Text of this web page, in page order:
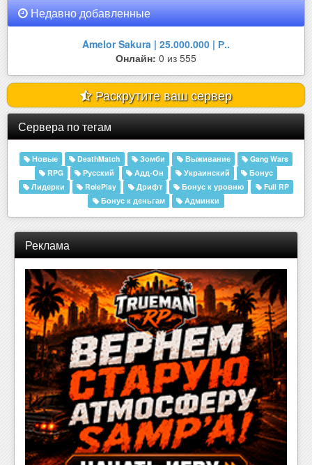
Недавно добавленные
Amelor Sakura | 25.000.000 | Р..
Онлайн: 0 из 555
Раскрутите ваш сервер
Сервера по тегам
Новые DeathMatch Зомби Выживание
Gang Wars
RPG
Русский Адд-Он Украинский
Бонус
Лидерки
RolePlay Дрифт Бонус к уровню
Full RP
Бонус к деньгам
Админки
Реклама